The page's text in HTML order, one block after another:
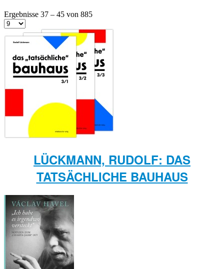
Ergebnisse 37 – 45 von 885
LÜCKMANN, RUDOLF: DAS
TATSÄCHLICHE BAUHAUS